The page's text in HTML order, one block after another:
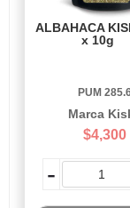
ALBAHACA
x 10g
PUM
Marca
$4,300
-